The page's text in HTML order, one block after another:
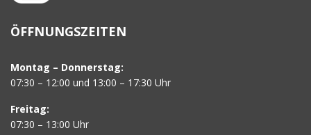
ÖFFNUNGSZEITEN
Montag – Donnerstag:
07:30 – 12:00 und 13:00 – 17:30 Uhr
Freitag:
07:30 – 13:00 Uhr